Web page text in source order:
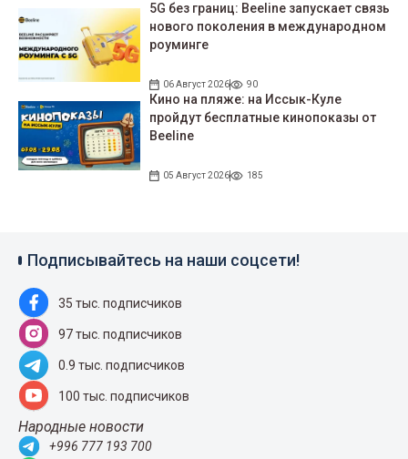
5G без границ: Beeline запускает связь
нового поколения в международном
роуминге
06 Август 2026 90
Кино на пляже: на Иссык-Куле
пройдут беcплатные кинопоказы от
Beeline
05 Август 2026 185
Подписывайтесь на наши соцсети!
35 тыс. подписчиков
97 тыс. подписчиков
0.9 тыс. подписчиков
100 тыс. подписчиков
Народные новости
+996 777 193 700